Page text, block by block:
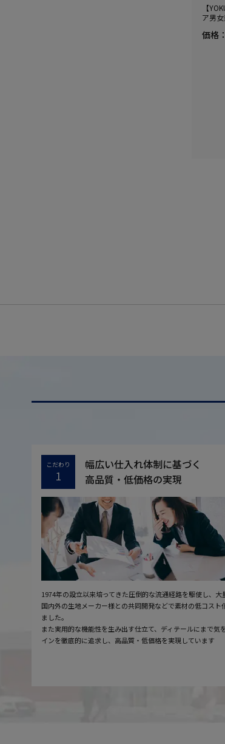
【
ア男
(R)【
価格：
こだわり
1
幅広い仕入れ体制に基づく
高品質・低価格の実現
1974年の設立以来培ってきた圧倒的な流通経路を駆使し、大
国内外の生地メーカー様との共同開発などで素材の低コスト
ました。
また実用的な機能性を生み出す仕立て、ディテールにまで気
インを徹底的に追求し、高品質・低価格を実現しています